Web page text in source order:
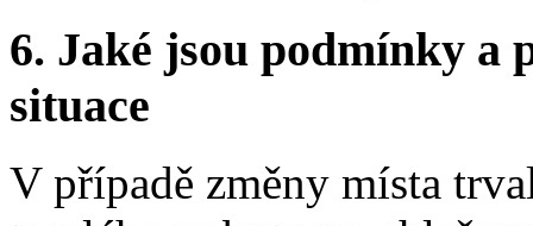
6. Jaké jsou podmínky a
situace
V případě změny místa